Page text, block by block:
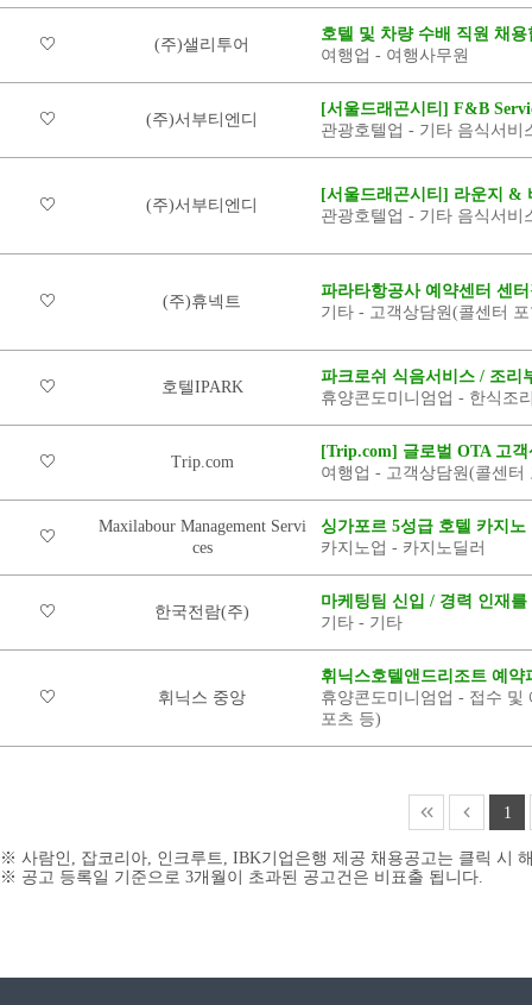
(주)샐리투어
호텔 및 차량 수배 직원 채용
여행업 - 여행사무원
(주)서부티엔디
[서울드래곤시티] F&B
관광호텔업 - 기타 음식서비
(주)서부티엔디
[서울드래곤시티] 라운지 &
관광호텔업 - 기타 음식서비
(주)휴넥트
파라타항공사 예약센터 센
기타 - 고객상담원(콜센터
호텔IPARK
파크로쉬 식음서비스 / 조리
휴양콘도미니엄업 - 한식조
Trip.com
[Trip.com] 글로벌 OTA 고
여행업 - 고객상담원(콜센터
Maxilabour Management Servi
ces
싱가포르 5성급 호텔 카지노
카지노업 - 카지노딜러
한국전람(주)
마케팅팀 신입 / 경력 인재를
기타 - 기타
휘닉스 중앙
휘닉스호텔앤드리조트 예약
휴양콘도미니엄업 - 접수 및
포츠 등)
1
※ 사람인, 잡코리아, 인크루트, IBK기업은행 제공 채용공고는 클릭 시
※ 공고 등록일 기준으로 3개월이 초과된 공고건은 비표출 됩니다.